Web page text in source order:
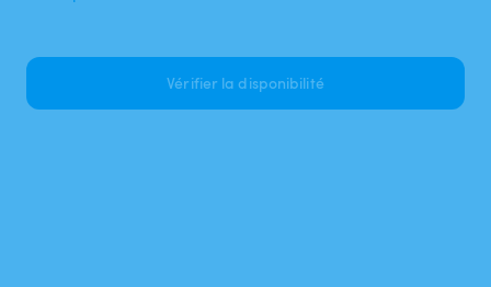
Vérifier la disponibilité